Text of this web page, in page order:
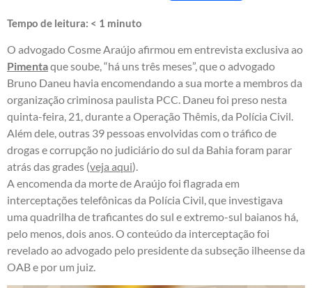
Tempo de leitura: < 1 minuto
O advogado Cosme Araújo afirmou em entrevista exclusiva ao
Pimentaque soube, “há uns três meses”, que o advogado
Bruno Daneu havia encomendando a sua morte a membros da
organização criminosa paulista PCC. Daneu foi preso nesta
quinta-feira, 21, durante a Operação Thêmis, da Polícia Civil.
Além dele, outras 39 pessoas envolvidas com o tráfico de
drogas e corrupção no judiciário do sul da Bahia foram parar
atrás das grades (veja aqui).
A encomenda da morte de Araújo foi flagrada em
interceptações telefônicas da Polícia Civil, que investigava
uma quadrilha de traficantes do sul e extremo-sul baianos há,
pelo menos, dois anos. O conteúdo da interceptação foi
revelado ao advogado pelo presidente da subseção ilheense da
OAB e por um juiz.